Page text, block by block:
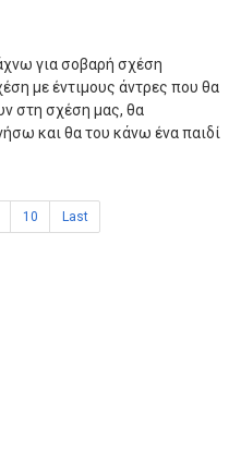
για σοβαρή σχέση
με έντιμους άντρες που θα
στη σχέση μας, θα
και θα του κάνω ένα παιδί
10 Last